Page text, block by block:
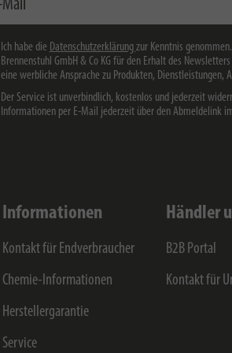
Ich habe die Datenschutzerklärungzur Kenntnis
Brennenstuhl GmbH & Co KG für den Erhalt des
eine werbliche Ansprache zu Produkten,
Der Service ist unverbindlich, kostenlos und jederzeit
Informationen per E-Mail jederzeit über den Abmeldelink
Informationen
Kontakt für Endverbraucher
Chemie-Informationen
Herstellergarantie
Service
Händler
B2B Portal
Kontakt für